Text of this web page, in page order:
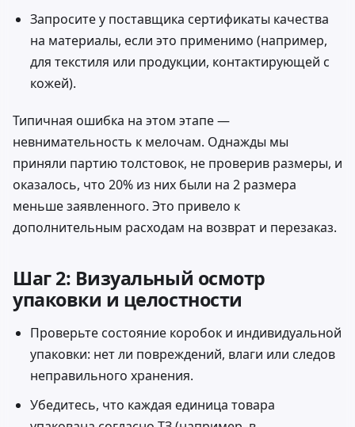
Запросите у поставщика сертификаты качества
на материалы, если это применимо (например,
для текстиля или продукции, контактирующей с
кожей).
Типичная ошибка на этом этапе —
невнимательность к мелочам. Однажды мы
приняли партию толстовок, не проверив размеры, и
оказалось, что 20% из них были на 2 размера
меньше заявленного. Это привело к
дополнительным расходам на возврат и перезаказ.
Шаг 2: Визуальный осмотр
упаковки и целостности
Проверьте состояние коробок и индивидуальной
упаковки: нет ли повреждений, влаги или следов
неправильного хранения.
Убедитесь, что каждая единица товара